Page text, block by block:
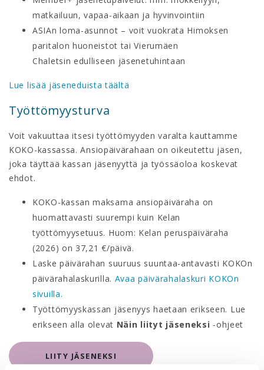
matkailuun, vapaa-aikaan ja hyvinvointiin
ASIAn loma-asunnot – voit vuokrata Himoksen
paritalon huoneistot tai Vierumäen
Chaletsin edulliseen jäsenetuhintaan
Lue lisää jäseneduista täältä
Työttömyysturva
Voit vakuuttaa itsesi työttömyyden varalta kauttamme
KOKO-kassassa. Ansiopäivärahaan on oikeutettu jäsen,
joka täyttää kassan jäsenyyttä ja työssäoloa koskevat
ehdot.
KOKO-kassan maksama ansiopäiväraha on
huomattavasti suurempi kuin Kelan
työttömyysetuus. Huom: Kelan peruspäiväraha
(2026) on 37,21 €/päivä.
Laske päivärahan suuruus suuntaa-antavasti KOKOn
päivärahalaskurilla. Avaa päivärahalaskuri KOKOn
sivuilla.
Työttömyyskassan jäsenyys haetaan erikseen. Lue
erikseen alla olevat Näin liityt jäseneksi -ohjeet
LIITY JÄSENEKSI